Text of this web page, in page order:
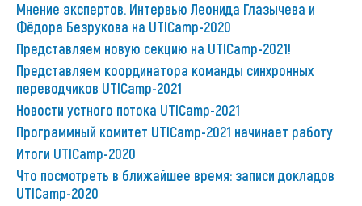
Мнение экспертов. Интервью Леонида Глазычева и
Фёдора Безрукова на UTICamp-2020
Представляем новую секцию на UTICamp-2021!
Представляем координатора команды синхронных
переводчиков UTICamp-2021
Новости устного потока UTICamp-2021
Программный комитет UTICamp-2021 начинает работу
Итоги UTICamp-2020
Что посмотреть в ближайшее время: записи докладов
UTICamp-2020